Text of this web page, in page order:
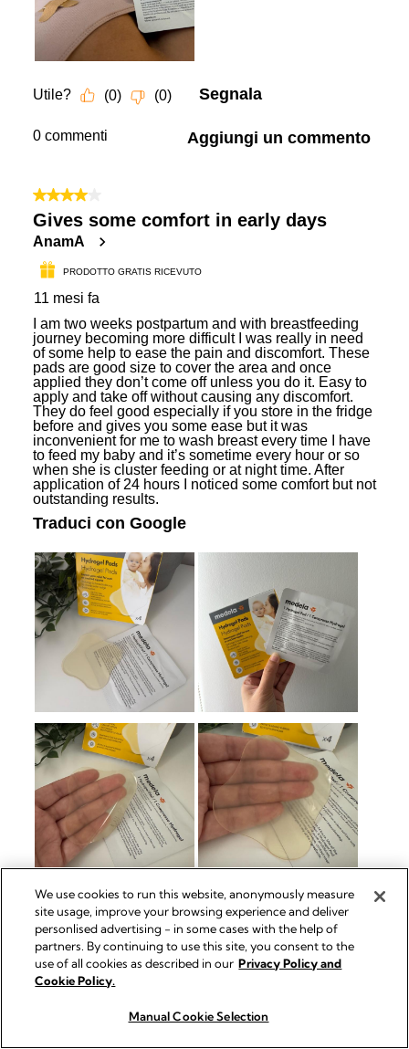
We use cookies to run this website, anonymously measure
site usage, improve your browsing experience and deliver
personlised advertising - in some cases with the help of
partners. By continuing to use this site, you consent to the
use of all cookies as described in our Privacy Policy and
Cookie Policy.
Manual Cookie Selection